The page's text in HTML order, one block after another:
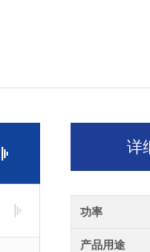
详
功率
产品用途